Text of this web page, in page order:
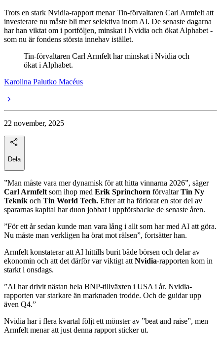
Trots en stark Nvidia-rapport menar Tin-förvaltaren Carl Armfelt att
investerare nu måste bli mer selektiva inom AI. De senaste dagarna
har han viktat om i portföljen, minskat i Nvidia och ökat Alphabet -
som nu är fondens största innehav istället.
Tin-förvaltaren Carl Armfelt har minskat i Nvidia och
ökat i Alphabet.
Karolina Palutko Macéus
22 november, 2025
Dela
”Man måste vara mer dynamisk för att hitta vinnarna 2026”, säger
Carl Armfelt som ihop med Erik Sprinchorn förvaltarTin Ny
Teknik och Tin World Tech. Efter att ha förlorat en stor del av
spararnas kapital har duon jobbat i uppförsbacke de senaste åren.
”För ett år sedan kunde man vara lång i allt som har med AI att göra.
Nu måste man verkligen ha örat mot rälsen”, fortsätter han.
Armfelt konstaterar att AI hittills burit både börsen och delar av
ekonomin och att det därför var viktigt att Nvidia-rapporten kom in
starkt i onsdags.
”AI har drivit nästan hela BNP-tillväxten i USA i år. Nvidia-
rapporten var starkare än marknaden trodde. Och de guidar upp
även Q4.”
Nvidia har i flera kvartal följt ett mönster av ”beat and raise”, men
Armfelt menar att just denna rapport sticker ut.